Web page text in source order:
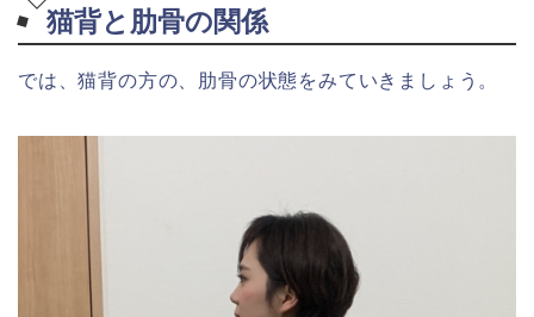
猫背と肋骨の関係
では、猫背の方の、肋骨の状態をみていきましょう。